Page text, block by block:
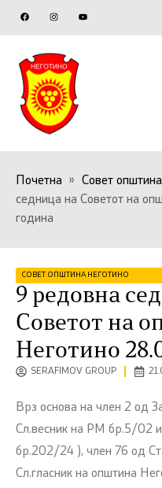
Почетна » Совет
седница на Советот на
година
СОВЕТ ОПШТИНА НЕГОТИНО
9 редовна
Советот на
Неготино
SERAFIMOV GROUP
Врз основа на член 2 од
Сл.весник на РМ бр.5/02
бр.202/24 ), член 76 од
Сл.гласник на општина